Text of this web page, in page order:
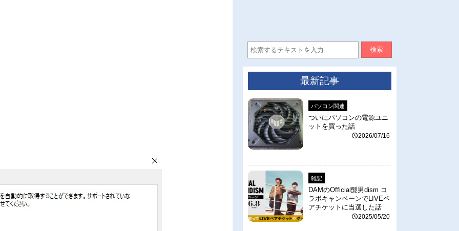
検索
最新記事
パソコン関連
ついにパソコンの電源ユニ
ットを買った話
2026/07/16
雑記
DAMのOfficial髭男dism コ
ラボキャンペーンでLIVEペ
アチケットに当選した話
2025/05/20